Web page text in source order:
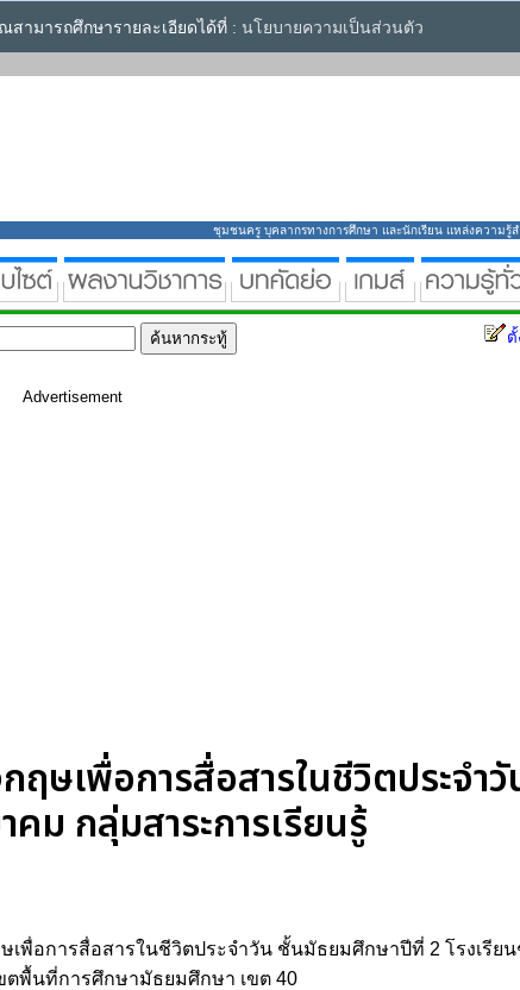
ามารถศึกษารายละเอียดได้ที่ : นโยบายความเป็นส่วนตัว
ชุมชนครู บุคลากรทางการศึกษา และนักเรียน แหล่งความรู้
Advertisement
ษเพื่อการสื่อสารในชีวิตประจำ
ม กลุ่มสาระการเรียนรู้
พื่อการสื่อสารในชีวิตประจำวัน ชั้นมัธยมศึกษาปีที่ 2 โรงเรีย
ตพื้นที่การศึกษามัธยมศึกษา เขต 40